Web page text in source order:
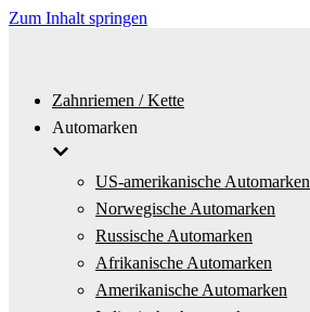
Zum Inhalt springen
Zahnriemen / Kette
Automarken
US-amerikanische Automarken
Norwegische Automarken
Russische Automarken
Afrikanische Automarken
Amerikanische Automarken